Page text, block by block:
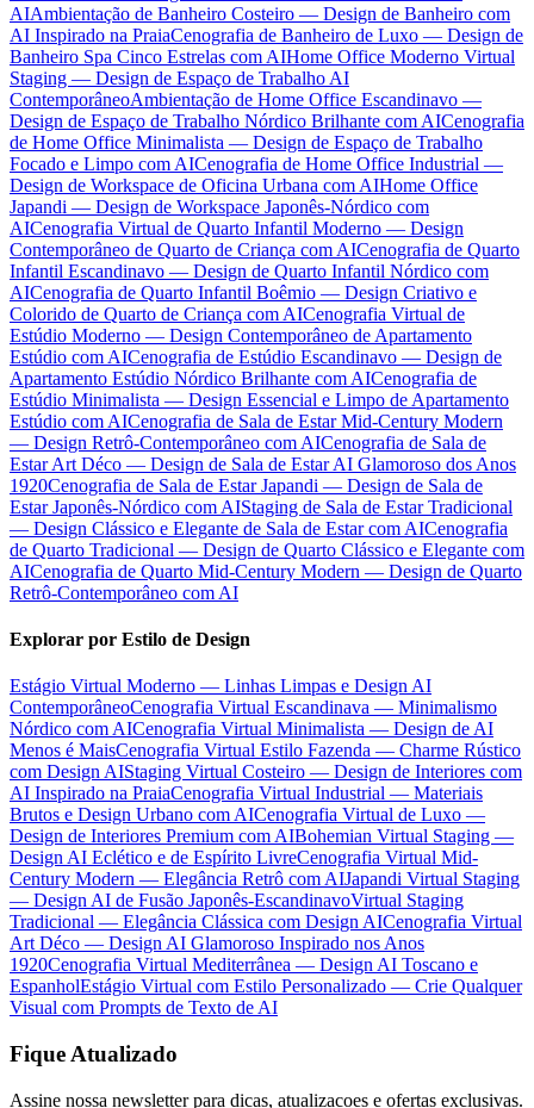
AIAmbientação de Banheiro Costeiro — Design de Banheiro com
AI Inspirado na PraiaCenografia de Banheiro de Luxo — Design de
Banheiro Spa Cinco Estrelas com AIHome Office Moderno Virtual
Staging — Design de Espaço de Trabalho AI
ContemporâneoAmbientação de Home Office Escandinavo —
Design de Espaço de Trabalho Nórdico Brilhante com AICenografia
de Home Office Minimalista — Design de Espaço de Trabalho
Focado e Limpo com AICenografia de Home Office Industrial —
Design de Workspace de Oficina Urbana com AIHome Office
Japandi — Design de Workspace Japonês-Nórdico com
AICenografia Virtual de Quarto Infantil Moderno — Design
Contemporâneo de Quarto de Criança com AICenografia de Quarto
Infantil Escandinavo — Design de Quarto Infantil Nórdico com
AICenografia de Quarto Infantil Boêmio — Design Criativo e
Colorido de Quarto de Criança com AICenografia Virtual de
Estúdio Moderno — Design Contemporâneo de Apartamento
Estúdio com AICenografia de Estúdio Escandinavo — Design de
Apartamento Estúdio Nórdico Brilhante com AICenografia de
Estúdio Minimalista — Design Essencial e Limpo de Apartamento
Estúdio com AICenografia de Sala de Estar Mid-Century Modern
— Design Retrô-Contemporâneo com AICenografia de Sala de
Estar Art Déco — Design de Sala de Estar AI Glamoroso dos Anos
1920Cenografia de Sala de Estar Japandi — Design de Sala de
Estar Japonês-Nórdico com AIStaging de Sala de Estar Tradicional
— Design Clássico e Elegante de Sala de Estar com AICenografia
de Quarto Tradicional — Design de Quarto Clássico e Elegante com
AICenografia de Quarto Mid-Century Modern — Design de Quarto
Retrô-Contemporâneo com AI
Explorar por Estilo de Design
Estágio Virtual Moderno — Linhas Limpas e Design AI
ContemporâneoCenografia Virtual Escandinava — Minimalismo
Nórdico com AICenografia Virtual Minimalista — Design de AI
Menos é MaisCenografia Virtual Estilo Fazenda — Charme Rústico
com Design AIStaging Virtual Costeiro — Design de Interiores com
AI Inspirado na PraiaCenografia Virtual Industrial — Materiais
Brutos e Design Urbano com AICenografia Virtual de Luxo —
Design de Interiores Premium com AIBohemian Virtual Staging —
Design AI Eclético e de Espírito LivreCenografia Virtual Mid-
Century Modern — Elegância Retrô com AIJapandi Virtual Staging
— Design AI de Fusão Japonês-EscandinavoVirtual Staging
Tradicional — Elegância Clássica com Design AICenografia Virtual
Art Déco — Design AI Glamoroso Inspirado nos Anos
1920Cenografia Virtual Mediterrânea — Design AI Toscano e
EspanholEstágio Virtual com Estilo Personalizado — Crie Qualquer
Visual com Prompts de Texto de AI
Fique Atualizado
Assine nossa newsletter para dicas, atualizacoes e ofertas exclusivas.